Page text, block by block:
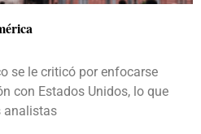
se le criticó por enfocarse
con Estados Unidos, lo que
analistas